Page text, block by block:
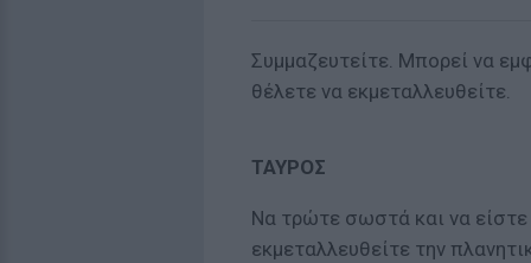
Συμμαζευτείτε. Μπορεί να
θέλετε να εκμεταλλευθείτε.
ΤΑΥΡΟΣ
Να τρώτε σωστά και να
εκμεταλλευθείτε την